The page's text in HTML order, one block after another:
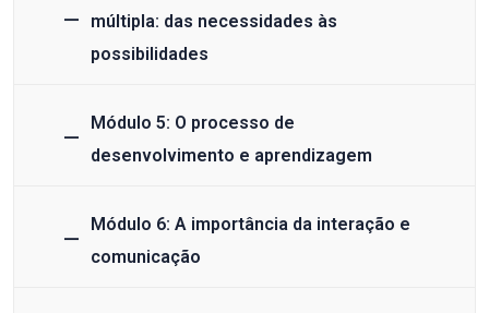
múltipla: das necessidades às
possibilidades
Módulo 5: O processo de
desenvolvimento e aprendizagem
Módulo 6: A importância da interação e
comunicação